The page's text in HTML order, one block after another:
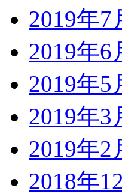
2019年7
2019年6
2019年5
2019年3
2019年2
2018年